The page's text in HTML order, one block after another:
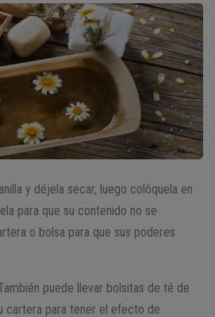
y déjela secar, luego colóquela en
para que su contenido no se
o bolsa para que sus poderes
puede llevar bolsitas de té de
cartera para tener el efecto de